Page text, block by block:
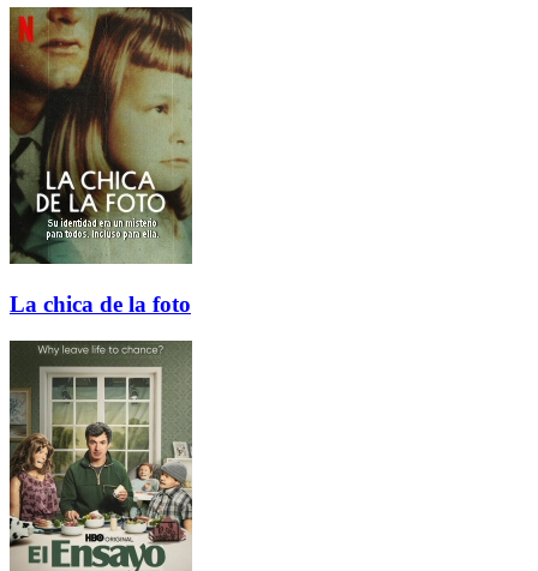
La chica de la foto